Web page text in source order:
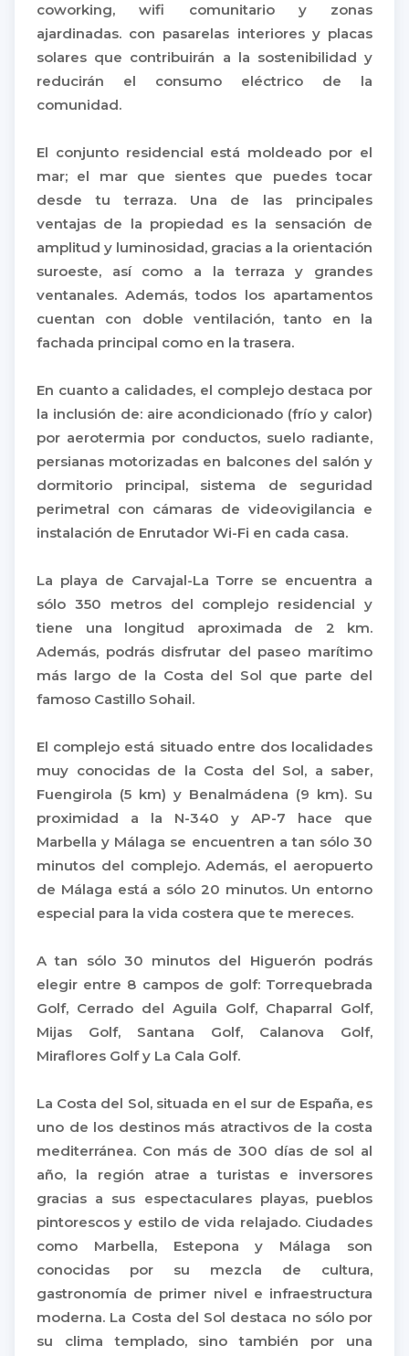
coworking, wifi comunitario y zonas
ajardinadas. con pasarelas interiores y placas
solares que contribuirán a la sostenibilidad y
reducirán el consumo eléctrico de la
comunidad.
El conjunto residencial está moldeado por el
mar; el mar que sientes que puedes tocar
desde tu terraza. Una de las principales
ventajas de la propiedad es la sensación de
amplitud y luminosidad, gracias a la orientación
suroeste, así como a la terraza y grandes
ventanales. Además, todos los apartamentos
cuentan con doble ventilación, tanto en la
fachada principal como en la trasera.
En cuanto a calidades, el complejo destaca por
la inclusión de: aire acondicionado (frío y calor)
por aerotermia por conductos, suelo radiante,
persianas motorizadas en balcones del salón y
dormitorio principal, sistema de seguridad
perimetral con cámaras de videovigilancia e
instalación de Enrutador Wi-Fi en cada casa.
La playa de Carvajal-La Torre se encuentra a
sólo 350 metros del complejo residencial y
tiene una longitud aproximada de 2 km.
Además, podrás disfrutar del paseo marítimo
más largo de la Costa del Sol que parte del
famoso Castillo Sohail.
El complejo está situado entre dos localidades
muy conocidas de la Costa del Sol, a saber,
Fuengirola (5 km) y Benalmádena (9 km). Su
proximidad a la N-340 y AP-7 hace que
Marbella y Málaga se encuentren a tan sólo 30
minutos del complejo. Además, el aeropuerto
de Málaga está a sólo 20 minutos. Un entorno
especial para la vida costera que te mereces.
A tan sólo 30 minutos del Higuerón podrás
elegir entre 8 campos de golf: Torrequebrada
Golf, Cerrado del Aguila Golf, Chaparral Golf,
Mijas Golf, Santana Golf, Calanova Golf,
Miraflores Golf y La Cala Golf.
La Costa del Sol, situada en el sur de España, es
uno de los destinos más atractivos de la costa
mediterránea. Con más de 300 días de sol al
año, la región atrae a turistas e inversores
gracias a sus espectaculares playas, pueblos
pintorescos y estilo de vida relajado. Ciudades
como Marbella, Estepona y Málaga son
conocidas por su mezcla de cultura,
gastronomía de primer nivel e infraestructura
moderna. La Costa del Sol destaca no sólo por
su clima templado, sino también por una